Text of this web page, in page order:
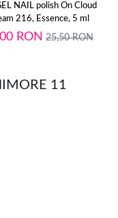
NAIL polish On Cloud
216, Essence, 5 ml
RON 25,50RON
11